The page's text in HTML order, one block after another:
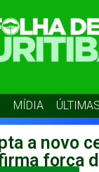
MÍDIA
a novo
força